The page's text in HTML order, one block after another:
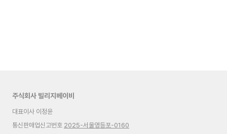
주식회사 빌리지베이비
대표이사 이정윤
통신판매업신고번호 2025-서울영등포-0160